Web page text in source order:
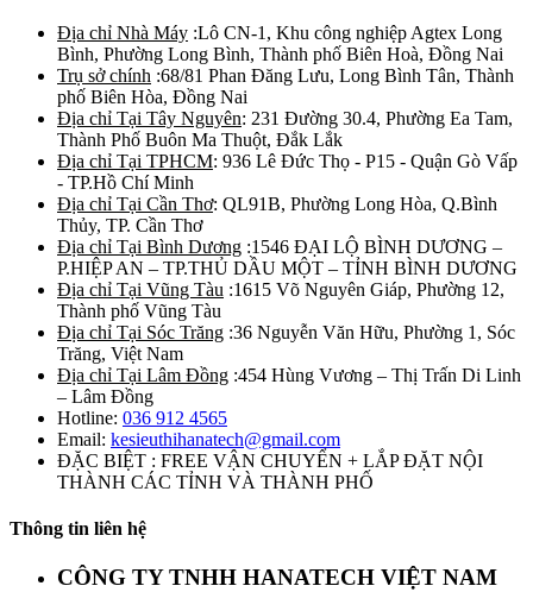
Địa chỉ Nhà Máy :Lô CN-1, Khu công nghiệp Agtex Long
Bình, Phường Long Bình, Thành phố Biên Hoà, Đồng Nai
Trụ sở chính :68/81 Phan Đăng Lưu, Long Bình Tân, Thành
phố Biên Hòa, Đồng Nai
Địa chỉ Tại Tây Nguyên: 231 Đường 30.4, Phường Ea Tam,
Thành Phố Buôn Ma Thuột, Đắk Lắk
Địa chỉ Tại TPHCM: 936 Lê Đức Thọ - P15 - Quận Gò Vấp
- TP.Hồ Chí Minh
Địa chỉ Tại Cần Thơ: QL91B, Phường Long Hòa, Q.Bình
Thủy, TP. Cần Thơ
Địa chỉ Tại Bình Dương :1546 ĐẠI LỘ BÌNH DƯƠNG –
P.HIỆP AN – TP.THỦ DẦU MỘT – TỈNH BÌNH DƯƠNG
Địa chỉ Tại Vũng Tàu :1615 Võ Nguyên Giáp, Phường 12,
Thành phố Vũng Tàu
Địa chỉ Tại Sóc Trăng :36 Nguyễn Văn Hữu, Phường 1, Sóc
Trăng, Việt Nam
Địa chỉ Tại Lâm Đồng :454 Hùng Vương – Thị Trấn Di Linh
– Lâm Đồng
Hotline: 036 912 4565
Email: kesieuthihanatech@gmail.com
ĐẶC BIỆT : FREE VẬN CHUYỂN + LẮP ĐẶT NỘI
THÀNH CÁC TỈNH VÀ THÀNH PHỐ
Thông tin liên hệ
CÔNG TY TNHH HANATECH VIỆT NAM